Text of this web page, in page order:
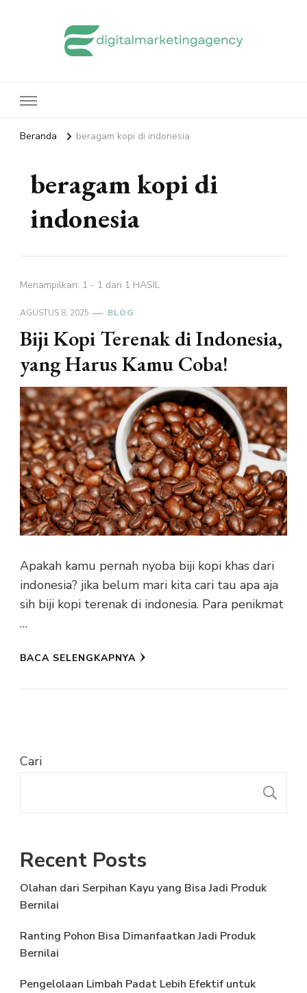
Beranda beragam kopi di indonesia
beragam kopi di
indonesia
Menampilkan: 1 - 1 dari 1 HASIL
AGUSTUS 8, 2025 BLOG
Biji Kopi Terenak di Indonesia,
yang Harus Kamu Coba!
Apakah kamu pernah nyoba biji kopi khas dari
indonesia? jika belum mari kita cari tau apa aja
sih biji kopi terenak di indonesia. Para penikmat
…
BACA SELENGKAPNYA
Cari
Recent Posts
Olahan dari Serpihan Kayu yang Bisa Jadi Produk
Bernilai
Ranting Pohon Bisa Dimanfaatkan Jadi Produk
Bernilai
Pengelolaan Limbah Padat Lebih Efektif untuk